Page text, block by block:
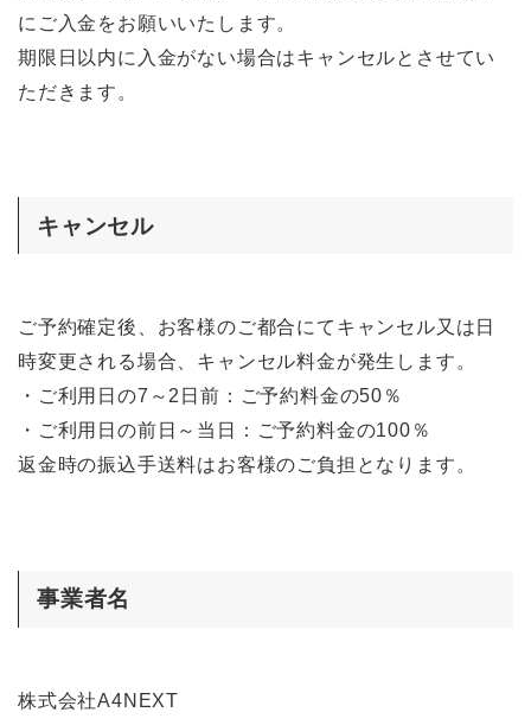
にご入金をお願いいたします。
期限日以内に入金がない場合はキャンセルとさせてい
ただきます。
キャンセル
ご予約確定後、お客様のご都合にてキャンセル又は日
時変更される場合、キャンセル料金が発生します。
・ご利用日の7～2日前：ご予約料金の50％
・ご利用日の前日～当日：ご予約料金の100％
返金時の振込手送料はお客様のご負担となります。
事業者名
株式会社A4NEXT